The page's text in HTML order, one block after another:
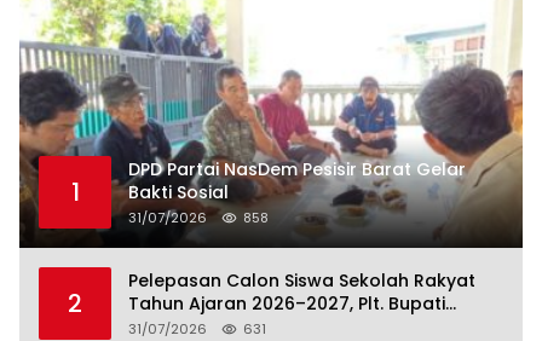
1
DPD Partai NasDem Pesisir Barat Gelar
Bakti Sosial
31/07/2026 858
2
Pelepasan Calon Siswa Sekolah Rakyat
Tahun Ajaran 2026–2027, Plt. Bupati
Lamteng Tegaskan Komitmen Hadirkan
31/07/2026 631